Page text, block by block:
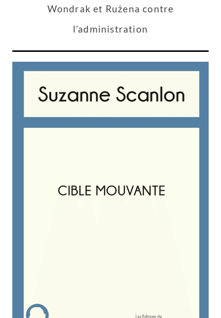
Wondrak et Rużena contre
l’administration